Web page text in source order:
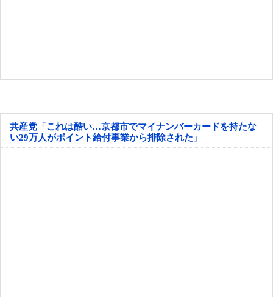
共産党「これは酷い…京都市でマイナンバーカードを持たな
い29万人がポイント給付事業から排除された」